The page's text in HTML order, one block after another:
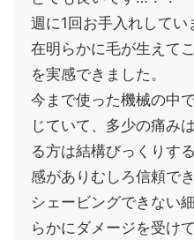
週に1回お手入れして
在明らかに毛が生えて
を実感できました。
今まで使った機械の中
じていて、多少の痛み
る方は結構びっくりす
感がありむしろ信頼でき
シェービングできない
らかにダメージを受け